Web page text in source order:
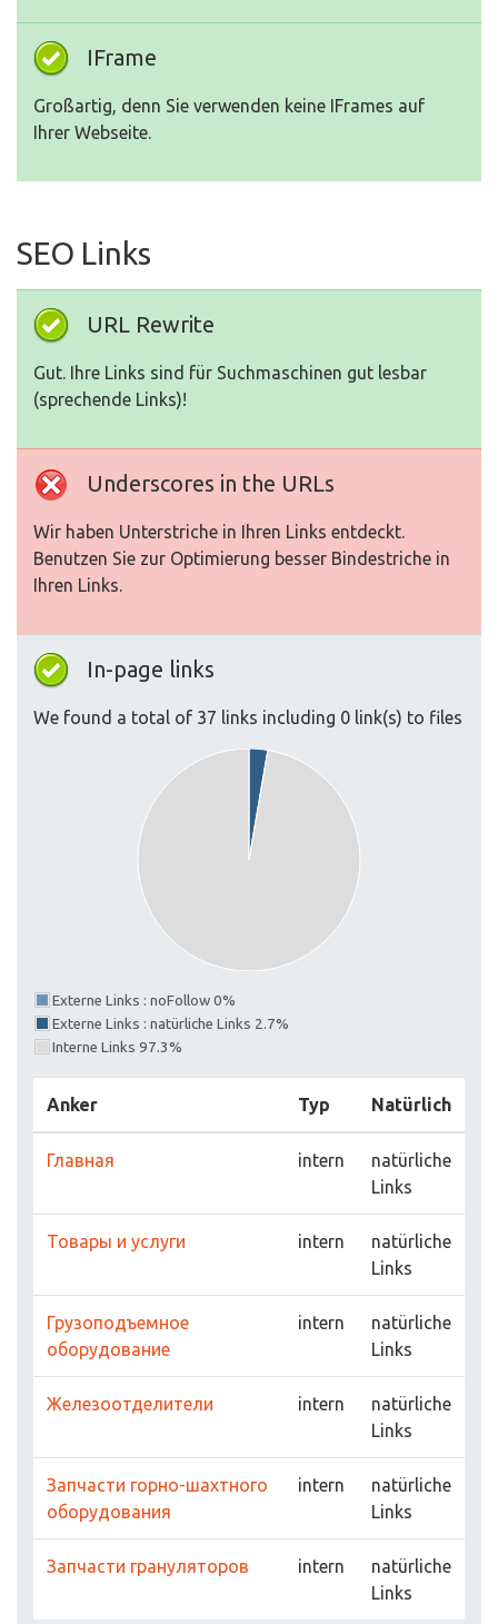
IFrame
Großartig, denn Sie verwenden keine IFrames auf
Ihrer Webseite.
SEO Links
URL Rewrite
Gut. Ihre Links sind für Suchmaschinen gut lesbar
(sprechende Links)!
Underscores in the URLs
Wir haben Unterstriche in Ihren Links entdeckt.
Benutzen Sie zur Optimierung besser Bindestriche in
Ihren Links.
In-page links
We found a total of 37 links including 0 link(s) to files
Externe Links : noFollow 0%
Externe Links : natürliche Links 2.7%
Interne Links 97.3%
Anker Typ Natürlich
Главная intern
natürliche
Links
Товары и услуги intern
natürliche
Links
Грузоподъемное
оборудование
intern
natürliche
Links
Железоотделители intern
natürliche
Links
Запчасти горно-шахтного
оборудования
intern
natürliche
Links
Запчасти грануляторов intern
natürliche
Links